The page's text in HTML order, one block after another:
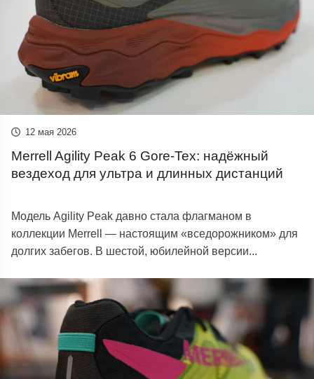
12 мая 2026
Merrell Agility Peak 6 Gore-Tex: надёжный
вездеход для ультра и длинных дистанций
Модель Agility Peak давно стала флагманом в
коллекции Merrell — настоящим «вседорожником» для
долгих забегов. В шестой, юбилейной версии...